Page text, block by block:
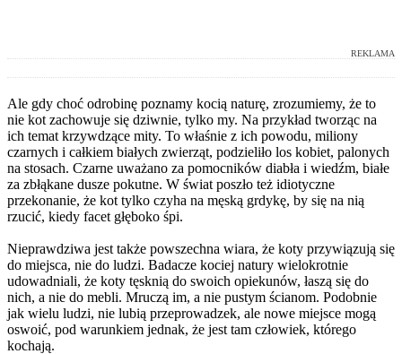
REKLAMA
Ale gdy choć odrobinę poznamy kocią naturę, zrozumiemy, że to
nie kot zachowuje się dziwnie, tylko my. Na przykład tworząc na
ich temat krzywdzące mity. To właśnie z ich powodu, miliony
czarnych i całkiem białych zwierząt, podzieliło los kobiet, palonych
na stosach. Czarne uważano za pomocników diabła i wiedźm, białe
za zbłąkane dusze pokutne. W świat poszło też idiotyczne
przekonanie, że kot tylko czyha na męską grdykę, by się na nią
rzucić, kiedy facet głęboko śpi.
Nieprawdziwa jest także powszechna wiara, że koty przywiązują się
do miejsca, nie do ludzi. Badacze kociej natury wielokrotnie
udowadniali, że koty tęsknią do swoich opiekunów, łaszą się do
nich, a nie do mebli. Mruczą im, a nie pustym ścianom. Podobnie
jak wielu ludzi, nie lubią przeprowadzek, ale nowe miejsce mogą
oswoić, pod warunkiem jednak, że jest tam człowiek, którego
kochają.